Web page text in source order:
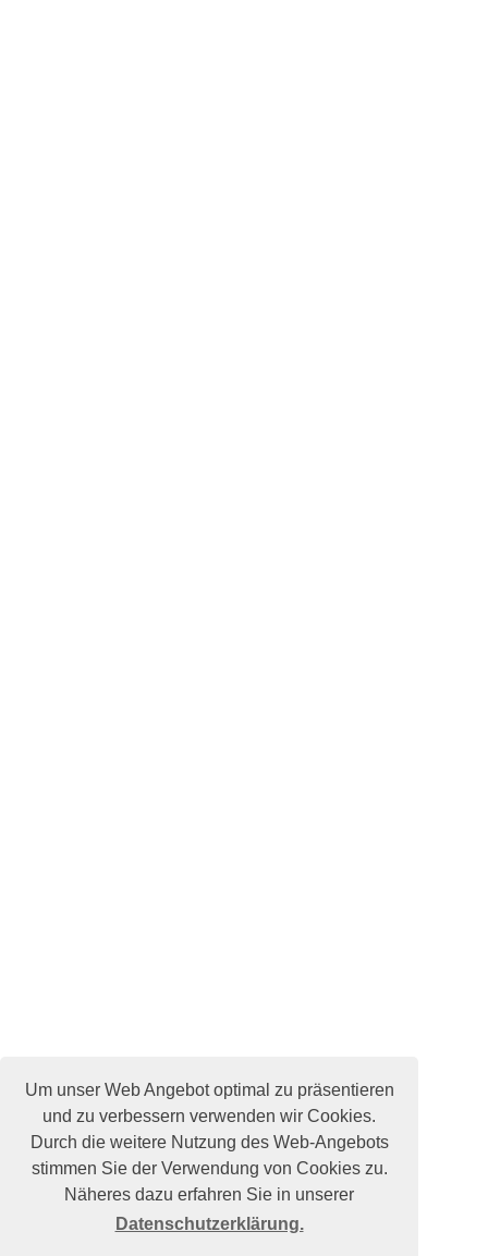
Um unser Web Angebot optimal zu präsentieren
und zu verbessern verwenden wir Cookies.
Durch die weitere Nutzung des Web-Angebots
stimmen Sie der Verwendung von Cookies zu.
Näheres dazu erfahren Sie in unserer
Datenschutzerklärung.